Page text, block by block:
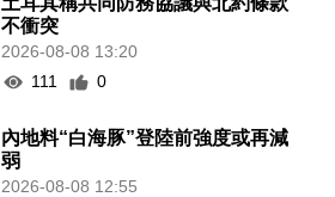
不衝突
2026-08-08 13:20
111
0
內地料“白海豚”登陸前強度或再減
弱
2026-08-08 12:55